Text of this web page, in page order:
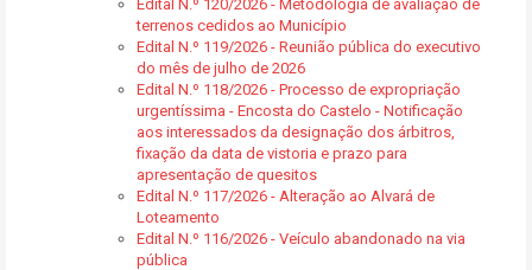
Edital N.º 120/2026 - Metodologia de avaliação de
terrenos cedidos ao Município
Edital N.º 119/2026 - Reunião pública do executivo
do mês de julho de 2026
Edital N.º 118/2026 - Processo de expropriação
urgentíssima - Encosta do Castelo - Notificação
aos interessados da designação dos árbitros,
fixação da data de vistoria e prazo para
apresentação de quesitos
Edital N.º 117/2026 - Alteração ao Alvará de
Loteamento
Edital N.º 116/2026 - Veículo abandonado na via
pública